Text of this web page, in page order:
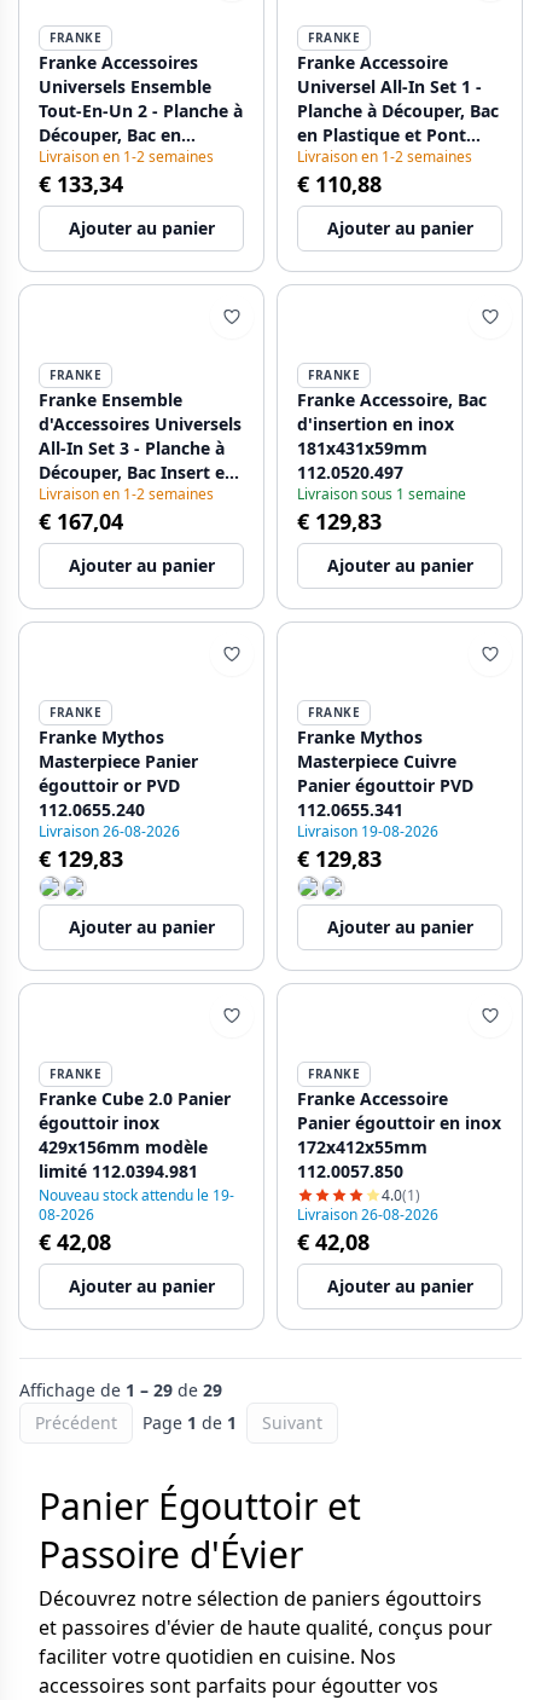
FRANKE
Franke Accessoires
Universels Ensemble
Tout-En-Un 2 - Planche à
Découper, Bac en
Plastique, Petit Bac en
Plastique et Pont
Télescopique
112.0655.482
Livraison en 1-2 semaines
€ 133,34
Ajouter au panier
FRANKE
Franke Accessoire
Universel All-In Set 1 -
Planche à Découper, Bac
en Plastique et Pont
Télescopique
112.0655.481
Livraison en 1-2 semaines
€ 110,88
Ajouter au panier
FRANKE
Franke Ensemble
d'Accessoires Universels
All-In Set 3 - Planche à
Découper, Bac Insert en
Plastique, Tapis
Égouttoir et Pont
Télescopique
112.0655.483
Livraison en 1-2 semaines
€ 167,04
Ajouter au panier
FRANKE
Franke Accessoire, Bac
d'insertion en inox
181x431x59mm
112.0520.497
Livraison sous 1 semaine
€ 129,83
Ajouter au panier
FRANKE
Franke Mythos
Masterpiece Panier
égouttoir or PVD
112.0655.240
Livraison 26-08-2026
€ 129,83
Ajouter au panier
FRANKE
Franke Mythos
Masterpiece Cuivre
Panier égouttoir PVD
112.0655.341
Livraison 19-08-2026
€ 129,83
Ajouter au panier
FRANKE
Franke Cube 2.0 Panier
égouttoir inox
429x156mm modèle
limité 112.0394.981
Nouveau stock attendu le 19-
08-2026
€ 42,08
Ajouter au panier
FRANKE
Franke Accessoire
Panier égouttoir en inox
172x412x55mm
112.0057.850
4.0(1)
Livraison 26-08-2026
€ 42,08
Ajouter au panier
Affichage de 1 – 29 de 29
Précédent
Page 1 de 1 Suivant
Panier Égouttoir et
Passoire d'Évier
Découvrez notre sélection de paniers égouttoirs
et passoires d'évier de haute qualité, conçus pour
faciliter votre quotidien en cuisine. Nos
accessoires sont parfaits pour égoutter vos